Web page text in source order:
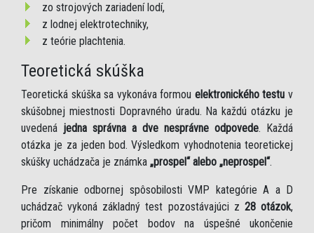
zo strojových zariadení lodí,
z lodnej elektrotechniky,
z teórie plachtenia.
Teoretická skúška
Teoretická skúška sa vykonáva formou elektronického testu v
skúšobnej miestnosti Dopravného úradu. Na každú otázku je
uvedená jedna správna a dve nesprávne odpovede. Každá
otázka je za jeden bod. Výsledkom vyhodnotenia teoretickej
skúšky uchádzača je známka „prospel“ alebo „neprospel“.
Pre získanie odbornej spôsobilosti VMP kategórie A a D
uchádzač vykoná základný test pozostávajúci z 28 otázok,
pričom minimálny počet bodov na úspešné ukončenie